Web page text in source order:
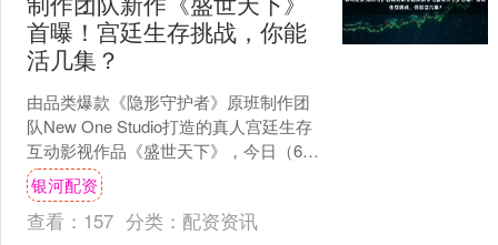
首曝！宫廷生存挑战，你能
活几集？
由品类爆款《隐形守护者》原班制作团
队New One Studio打造的真人宫廷生存
互动影视作品《盛世天下》，今日（6月
26日）正式曝光首个宣传视频。《盛世
天下》....
银河配资
查看： 157 分类： 配资资讯